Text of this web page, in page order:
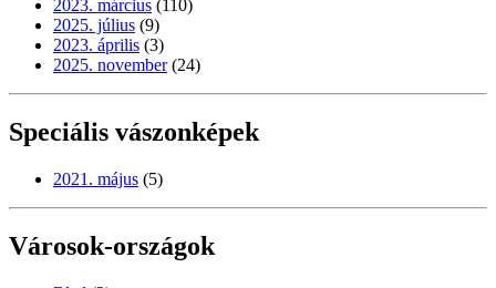
2023. március (110)
2025. július (9)
2023. április (3)
2025. november (24)
Speciális vászonképek
2021. május (5)
Városok-országok